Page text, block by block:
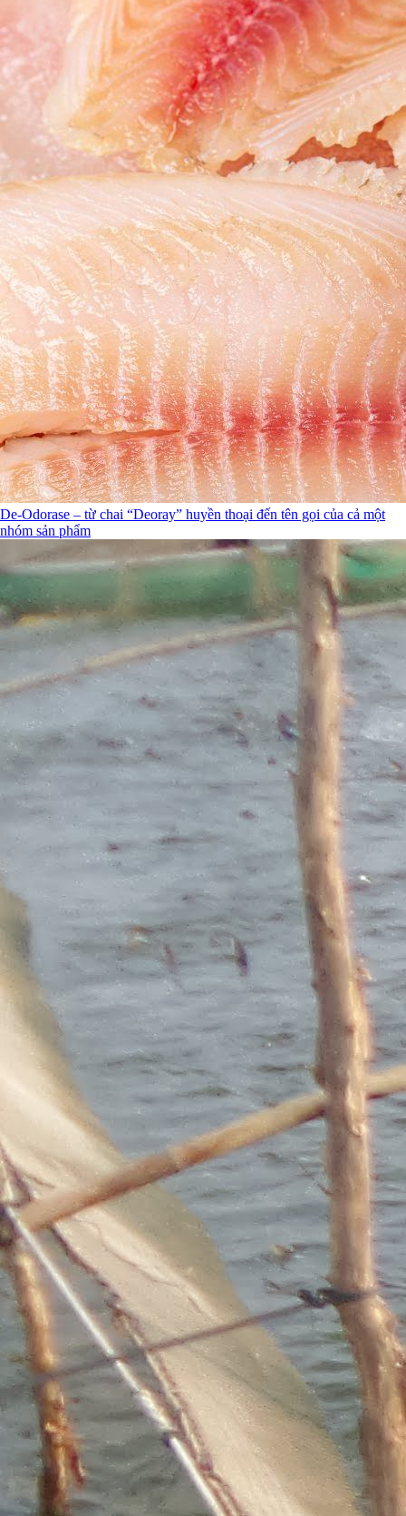
De-Odorase – từ chai “Deoray” huyền thoại đến tên gọi của cả một
nhóm sản phẩm